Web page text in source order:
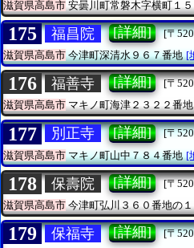
滋賀県高島市 安曇川町常磐木字横町１
175 福昌院 [詳細]
[〒
滋賀県高島市今津町深清水９６７番地 [
176 福善寺 [詳細]
[〒
滋賀県高島市マキノ町海津２３２２番地
177 別正寺 [詳細]
[〒
滋賀県高島市マキノ町山中７８４番地 [
178 保壽院 [詳細]
[〒
滋賀県高島市今津町弘川３６０番地の１
179 保福寺 [詳細]
[〒